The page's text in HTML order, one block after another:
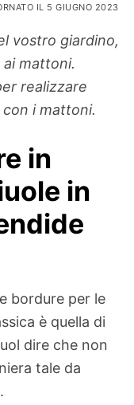
IL 5 GIUGNO 2023
vostro giardino,
mattoni.
realizzare
i mattoni.
in
in
bordure per le
è quella di
dire che non
tale da